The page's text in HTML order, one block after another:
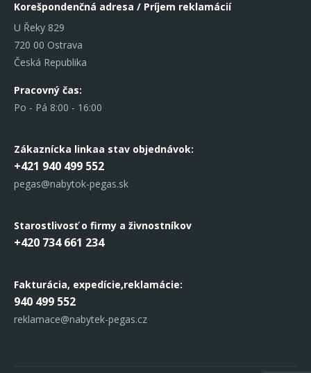
Korešpondenčná adresa / Príjem reklamácií
U Řeky 829
720 00 Ostrava
Česká Republika
Pracovný čas:
Po - Pá 8:00 - 16:00
Zákaznícka linkaa stav objednávok:
+421 940 499 552
pegas@nabytok-pegas.sk
Starostlivosť o firmy a živnostníkov
+420 734 661 234
Fakturácia, expedície,reklamácie:
940 499 552
reklamace@nabytek-pegas.cz